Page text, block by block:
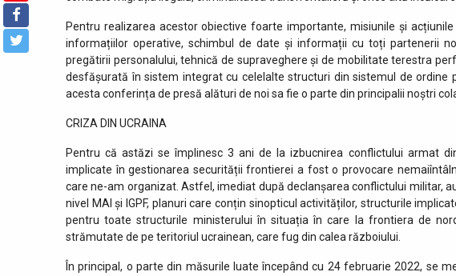
Pentru realizarea acestor obiective foarte importante, misiunile și
informațiilor operative, schimbul de date și informații cu toți partenerii
pregătirii personalului, tehnică de supraveghere și de mobilitate terestra
desfășurată în sistem integrat cu celelalte structuri din sistemul de ordine
acesta conferința de presă alături de noi sa fie o parte din principalii noștri
CRIZA DIN UCRAINA
Pentru că astăzi se împlinesc 3 ani de la izbucnirea conflictului armat
implicate în gestionarea securității frontierei a fost o provocare
care ne-am organizat. Astfel, imediat după declanșarea conflictului militar,
nivel MAI și IGPF, planuri care conțin sinopticul activităților, structurile
pentru toate structurile ministerului în situația în care la frontiera de
strămutate de pe teritoriul ucrainean, care fug din calea războiului.
În principal, o parte din măsurile luate începând cu 24 februarie 2022, se